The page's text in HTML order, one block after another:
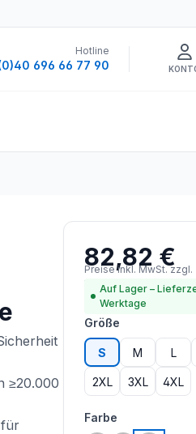
Hotline
696 66 77 90
≥20.000
für
Regulärer Preis:
82,82 €
Preise inkl. MwSt. zzgl.
Versandkosten
Auf Lager –
Werktage
Größe
S M L
2XL 3XL 4XL
Farbe